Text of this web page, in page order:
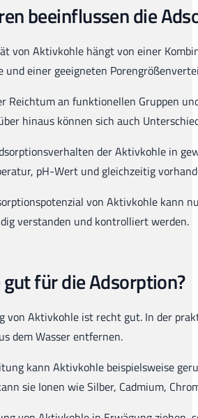
beeinflussen die
von Aktivkohle hängt von einer
und einer geeigneten
Reichtum an funktionellen Gruppen
hinaus können sich auch
der Aktivkohle in
pH-Wert und gleichzeitig
von Aktivkohle kann
verstanden und kontrolliert werden.
für die Adsorption?
von Aktivkohle ist recht gut. In der
dem Wasser entfernen.
kann Aktivkohle beispielsweise
sie Ionen wie Silber, Cadmium,